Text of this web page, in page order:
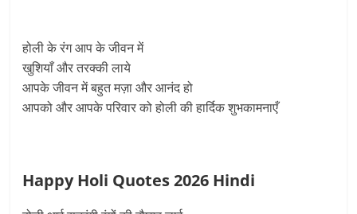
होली के रंग आप के जीवन में
खुशियाँ और तरक्की लाये
आपके जीवन में बहुत मज़ा और आनंद हो
आपको और आपके परिवार को होली की हार्दिक शुभकामनाएँ
Happy Holi Quotes 2026 Hindi